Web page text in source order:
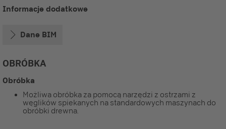
Informacje dodatkowe
Dane BIM
OBRÓBKA
Obróbka
Możliwa obróbka za pomocą narzędzi z ostrzami z
węglików spiekanych na standardowych maszynach do
obróbki drewna.